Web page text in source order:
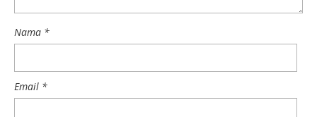
Nama *
Email *